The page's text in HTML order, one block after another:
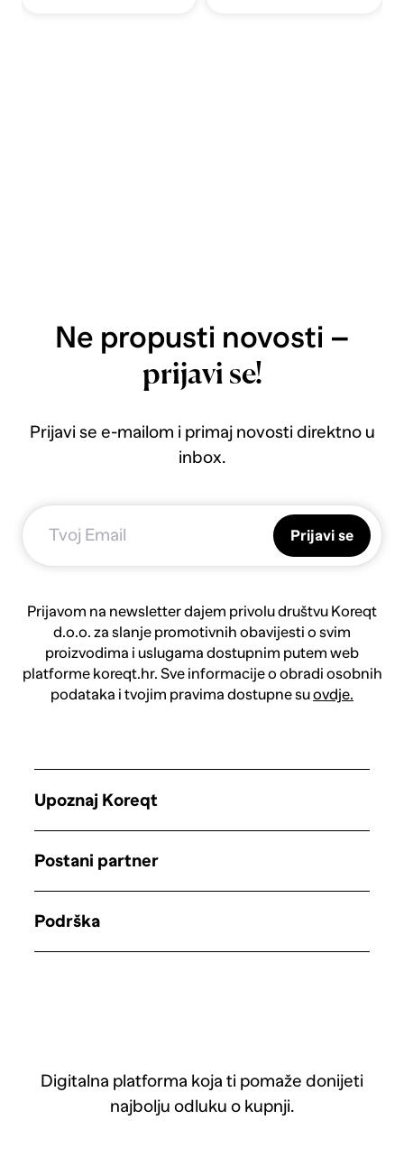
Ne propusti novosti –
prijavi se!
Prijavi se e-mailom i primaj novosti direktno u
inbox.
Prijavi se
Prijavom na newsletter dajem privolu društvu Koreqt
d.o.o. za slanje promotivnih obavijesti o svim
proizvodima i uslugama dostupnim putem web
platforme koreqt.hr. Sve informacije o obradi osobnih
podataka i tvojim pravima dostupne suovdje.
Digitalna platforma koja ti pomaže donijeti
najbolju odluku o kupnji.
Upoznaj Koreqt
Postani partner
Podrška